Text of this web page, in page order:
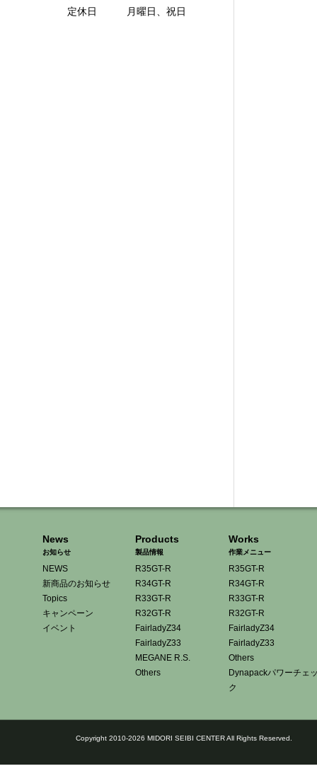
定休日 月曜日、祝日
News
お知らせ
NEWS
新商品のお知らせ
Topics
キャンペーン
イベント
Products
製品情報
R35GT-R
R34GT-R
R33GT-R
R32GT-R
FairladyZ34
FairladyZ33
MEGANE R.S.
Others
Works
作業メニュー
R35GT-R
R34GT-R
R33GT-R
R32GT-R
FairladyZ34
FairladyZ33
Others
Dynapackパワーチェ
ク
Copyright 2010-2026 MIDORI SEIBI CENTER All Rights Reserved.